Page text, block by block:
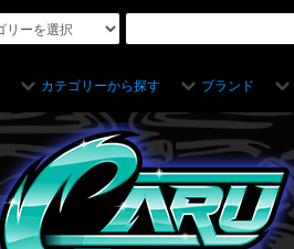
カテゴリーから探す ブランド